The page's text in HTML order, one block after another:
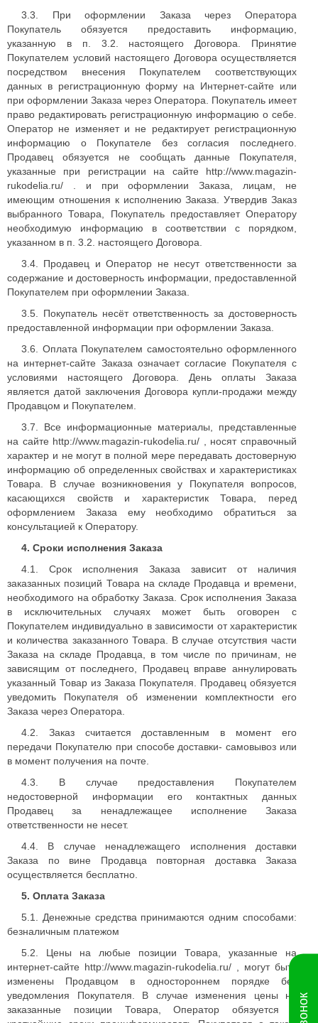
3.3. При оформлении Заказа через Оператора
Покупатель обязуется предоставить информацию,
указанную в п. 3.2. настоящего Договора. Принятие
Покупателем условий настоящего Договора осуществляется
посредством внесения Покупателем соответствующих
данных в регистрационную форму на Интернет-сайте или
при оформлении Заказа через Оператора. Покупатель имеет
право редактировать регистрационную информацию о себе.
Оператор не изменяет и не редактирует регистрационную
информацию о Покупателе без согласия последнего.
Продавец обязуется не сообщать данные Покупателя,
указанные при регистрации на сайте http://www.magazin-
rukodelia.ru/ . и при оформлении Заказа, лицам, не
имеющим отношения к исполнению Заказа. Утвердив Заказ
выбранного Товара, Покупатель предоставляет Оператору
необходимую информацию в соответствии с порядком,
указанном в п. 3.2. настоящего Договора.
3.4. Продавец и Оператор не несут ответственности за
содержание и достоверность информации, предоставленной
Покупателем при оформлении Заказа.
3.5. Покупатель несёт ответственность за достоверность
предоставленной информации при оформлении Заказа.
3.6. Оплата Покупателем самостоятельно оформленного
на интернет-сайте Заказа означает согласие Покупателя с
условиями настоящего Договора. День оплаты Заказа
является датой заключения Договора купли-продажи между
Продавцом и Покупателем.
3.7. Все информационные материалы, представленные
на сайте http://www.magazin-rukodelia.ru/ , носят справочный
характер и не могут в полной мере передавать достоверную
информацию об определенных свойствах и характеристиках
Товара. В случае возникновения у Покупателя вопросов,
касающихся свойств и характеристик Товара, перед
оформлением Заказа ему необходимо обратиться за
консультацией к Оператору.
4. Сроки исполнения Заказа
4.1. Срок исполнения Заказа зависит от наличия
заказанных позиций Товара на складе Продавца и времени,
необходимого на обработку Заказа. Срок исполнения Заказа
в исключительных случаях может быть оговорен с
Покупателем индивидуально в зависимости от характеристик
и количества заказанного Товара. В случае отсутствия части
Заказа на складе Продавца, в том числе по причинам, не
зависящим от последнего, Продавец вправе аннулировать
указанный Товар из Заказа Покупателя. Продавец обязуется
уведомить Покупателя об изменении комплектности его
Заказа через Оператора.
4.2. Заказ считается доставленным в момент его
передачи Покупателю при способе доставки- самовывоз или
в момент получения на почте.
4.3. В случае предоставления Покупателем
недостоверной информации его контактных данных
Продавец за ненадлежащее исполнение Заказа
ответственности не несет.
4.4. В случае ненадлежащего исполнения доставки
Заказа по вине Продавца повторная доставка Заказа
осуществляется бесплатно.
5. Оплата Заказа
5.1. Денежные средства принимаются одним способами:
безналичным платежом
5.2. Цены на любые позиции Товара, указанные на
интернет-сайте http://www.magazin-rukodelia.ru/ , могут быть
изменены Продавцом в одностороннем порядке без
уведомления Покупателя. В случае изменения цены на
заказанные позиции Товара, Оператор обязуется в